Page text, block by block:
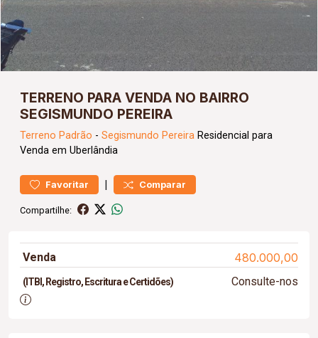
TERRENO PARA VENDA NO BAIRRO
SEGISMUNDO PEREIRA
Terreno Padrão - Segismundo Pereira Residencial para
Venda em Uberlândia
Favoritar | Comparar
Compartilhe:
Venda 480.000,00
(ITBI, Registro, Escritura e Certidões) Consulte-nos